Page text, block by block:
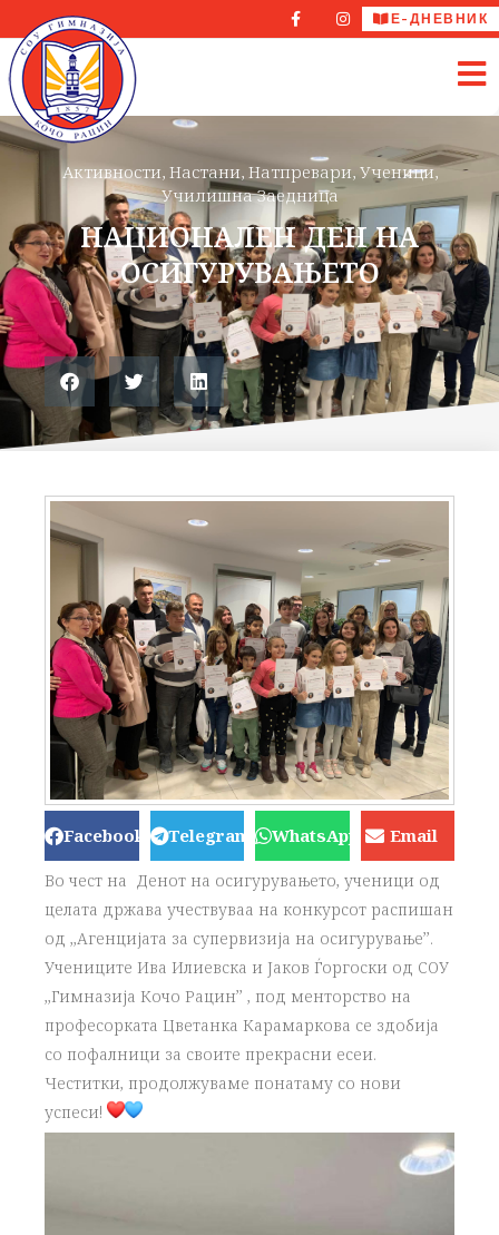
Е-ДНЕВНИК
Активности, Настани, Натпревари, Ученици,
Училишна Заедница
НАЦИОНАЛЕН ДЕН НА
ОСИГУРУВАЊЕТО
Facebook Telegram WhatsApp Email
Во чест на Денот на осигурувањето, ученици од
целата држава учествуваа на конкурсот распишан
од ,,Агенцијата за супервизија на осигурување’’.
Учениците Ива Илиевска и Јаков Ѓоргоски од СОУ
,,Гимназија Кочо Рацин’’ , под менторство на
професорката Цветанка Карамаркова се здобија
со пофалници за своите прекрасни есеи.
Честитки, продолжуваме понатаму со нови
успеси!